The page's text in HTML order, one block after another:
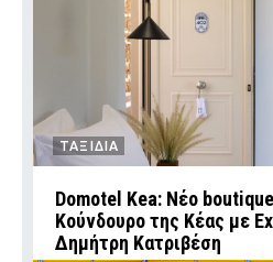
ΤΑΞΙΔΙΑ
Domotel Kea: Νέο
Κούνδουρο της Κέας με
Δημήτρη Κατριβέση